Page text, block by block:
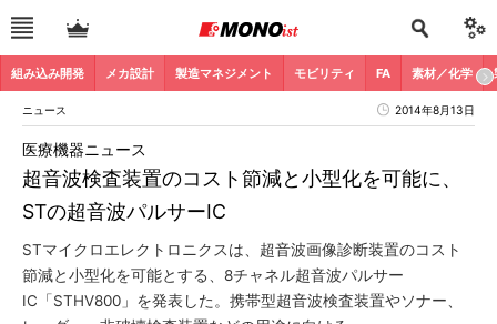
組み込み開発 メカ設計 製造マネジメント モビリティ FA 素材／化学
ニュース 2014年8月13日
超音波検査装置のコスト節減と小型化を可能に、
STの超音波パルサーIC
医療機器ニュース
STマイクロエレクトロニクスは、超音波画像診断装置のコスト
節減と小型化を可能とする、8チャネル超音波パルサー
IC「STHV800」を発表した。携帯型超音波検査装置やソナー、